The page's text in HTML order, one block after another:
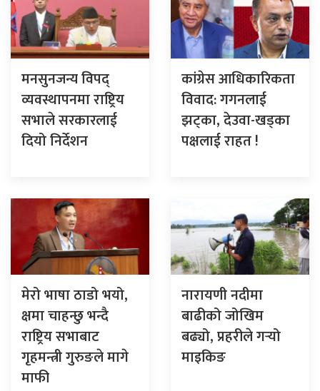
मनसुनजन्य विपद्
व्यवस्थापनमा राष्ट्रिय
सभाले सरकारलाई
दियो निर्देशन
कांग्रेस आधिकारिकता
विवाद: गगनलाई
झट्का, देउवा-खड्का
पक्षलाई राहत !
मेरो भाषा ठाडो भयो,
क्षमा चाहन्छु भन्दै
राष्ट्रिय सभाबाट
गृहमन्त्री गुरुङले मागे
माफी
नारायणी नदीमा
बाढीको जोखिम
बढ्यो, प्रहरीले गर्‍यो
माइकिङ